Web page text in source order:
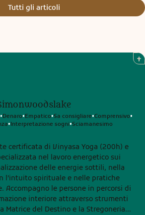
Tutti gli articoli
•Denaro•Empatico•Sa consigliare•Comprensivo•
•Interpretazione sogni•Sciamanesimo
certificata di Vinyasa Yoga (200h) e
nel lavoro energetico sui
delle energie sottili, nella
l’intuito spirituale e nelle pratiche
di
interiore attraverso strumenti
Matrice del Destino e la Stregoneria